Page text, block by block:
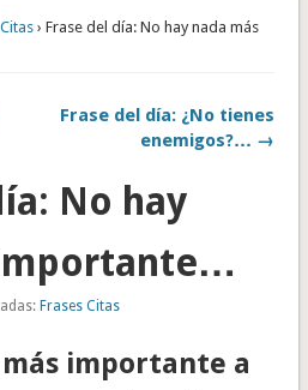
› Frase del día: No hay nada más
Frase del día: ¿No tienes
enemigos?… →
No hay
Frases Citas
importante a